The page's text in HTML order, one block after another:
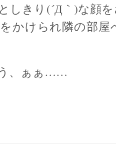
しきり(´Д｀)な顔
かけられ隣の部屋
、ぁぁ……